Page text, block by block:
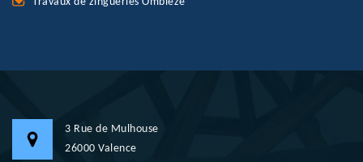
3 Rue de Mulhouse
26000 Valence